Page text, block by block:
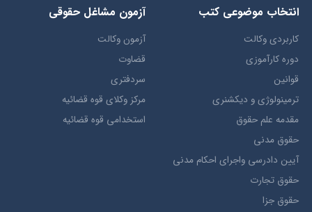
انتخاب​ موضوعي​ کتب
کاربردی وکالت
دوره کارآموزی
قوانین
ترمينولوژي و ديکشنري
مقدمه علم حقوق
حقوق مدني
آيين دادرسي ​واجراي ​احکام ​مدني
حقوق تجارت
حقوق جزا
آزمون مشاغل حقوقی
آزمون وکالت
قضاوت
سردفتری
مرکز وکلای قوه قضائیه
استخدامی قوه قضائیه